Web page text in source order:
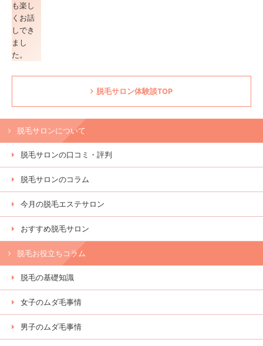
脱毛サロン体験談TOP
脱毛サロンについて
脱毛サロンの口コミ・評判
脱毛サロンのコラム
今月の脱毛エステサロン
おすすめ脱毛サロン
脱毛お役立ちコラム
脱毛の基礎知識
女子のムダ毛事情
男子のムダ毛事情